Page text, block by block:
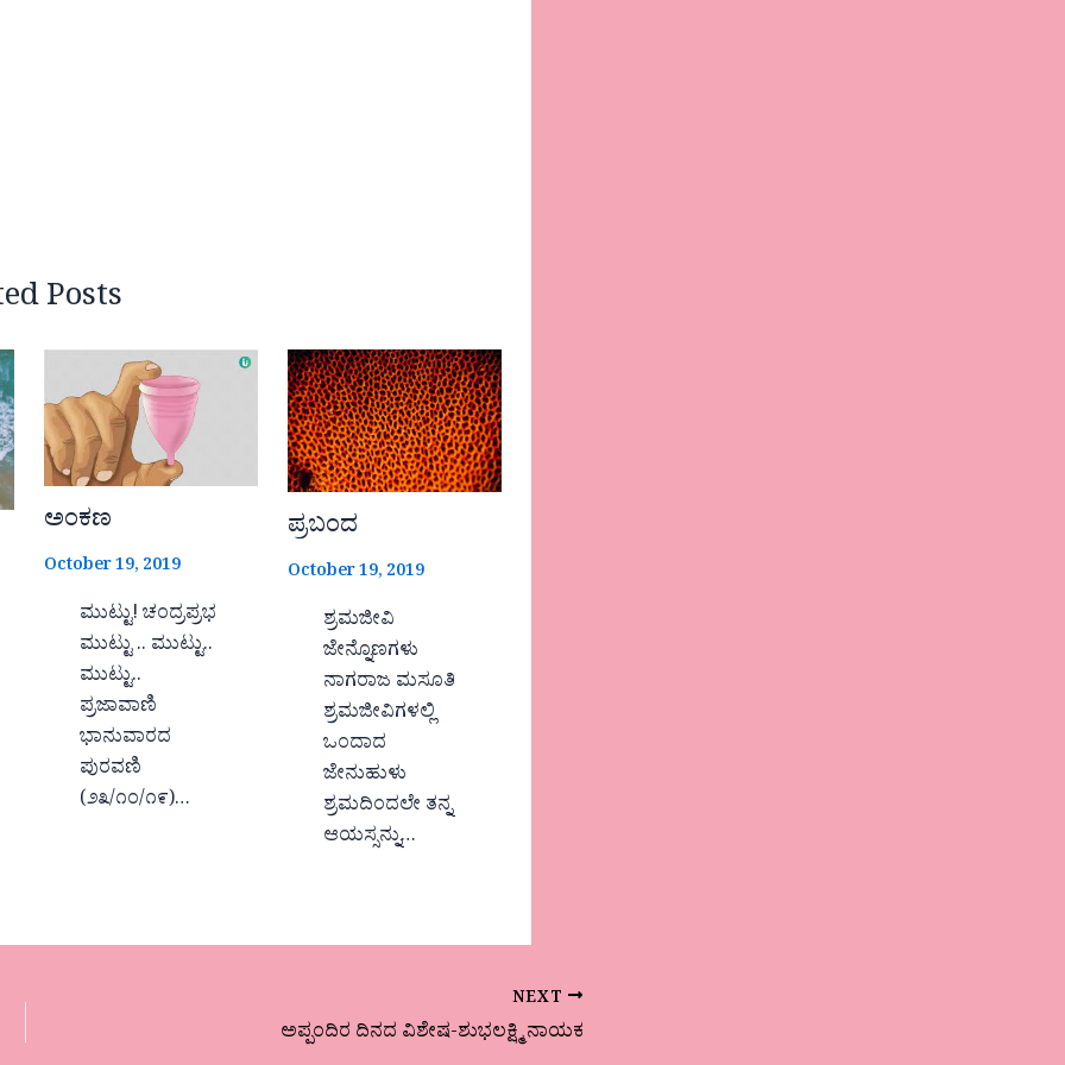
Posts
ಅಂಕಣ
October 19, 2019
ಮುಟ್ಟು! ಚಂದ್ರಪ್ರಭ
ಮುಟ್ಟು .. ಮುಟ್ಟು..
ಮುಟ್ಟು..
ಪ್ರಜಾವಾಣಿ
ಭಾನುವಾರದ
ಪುರವಣಿ
(೨೩/೧೦/೧೯)…
ಪ್ರಬಂದ
October 19, 2019
ಶ್ರಮಜೀವಿ
ಜೇನ್ನೊಣಗಳು
ನಾಗರಾಜ ಮಸೂತಿ
ಶ್ರಮಜೀವಿಗಳಲ್ಲಿ
ಒಂದಾದ
ಜೇನುಹುಳು
ಶ್ರಮದಿಂದಲೇ ತನ್ನ
ಆಯಸ್ಸನ್ನು…
NEXT
ಅಪ್ಪಂದಿರ ದಿನದ ವಿಶೇಷ-ಶುಭಲಕ್ಷ್ಮಿ ನಾಯಕ